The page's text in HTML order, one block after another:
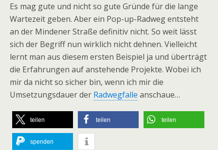
Es mag gute und nicht so gute Gründe für die lange
Wartezeit geben. Aber ein Pop-up-Radweg entsteht
an der Mindener Straße definitiv nicht. So weit lässt
sich der Begriff nun wirklich nicht dehnen. Vielleicht
lernt man aus diesem ersten Beispiel ja und überträgt
die Erfahrungen auf anstehende Projekte. Wobei ich
mir da nicht so sicher bin, wenn ich mir die
Umsetzungsdauer der Radwegfalle anschaue…
teilen teilen teilen
spenden